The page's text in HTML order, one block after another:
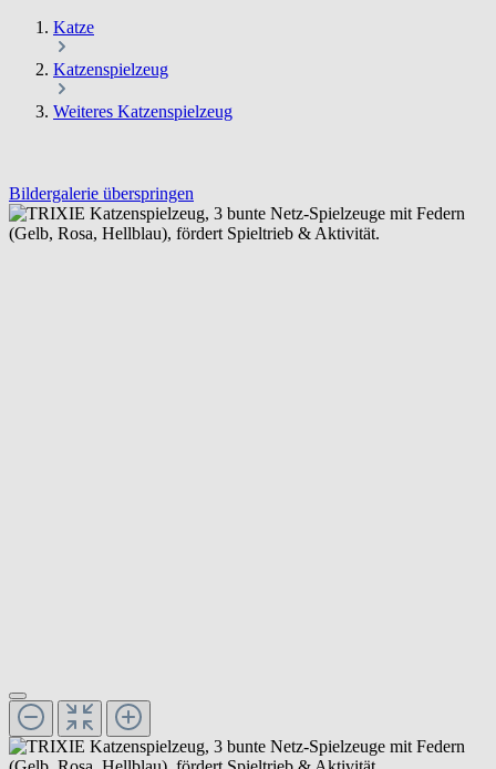
Katze
Katzenspielzeug
Weiteres Katzenspielzeug
Bildergalerie überspringen